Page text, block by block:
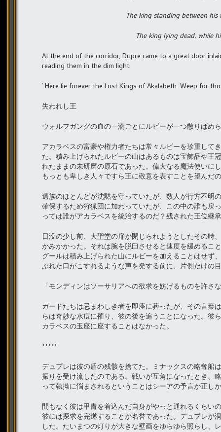
The king standing between
The king lying dead, while
At the end of the corridor, Dupre came to a great door
reading them in the dim light:
“Here lie forever the Lost Kings of Akalabeth. Weep for
失われし王
ウォルフガングの血の一滴ごとにルビーが一つ散りばめ
アカラベスの富豪や権力者たちは常々ルビーを珍重して
た。積み上げられたルビーの山はあるものは宝飾品や王
れたままの未研磨の原石であった。偉大なる魔法使いに
もっとも卑しき人々ですら王に敬意を表すことを望んだ
遺族のほとんどが沈黙を守っていたが、数人が行方不明
確保するため狩猟団に加わっていたが、この中の誰も戻
っては誰がアカラベスを統治するのだ？残された王位継
日没の少し前、大聖堂の扉が閉じられようとしたその時
かみかかった。それは腕を脱臼させると速度を緩めるこ
グールは積み上げられた山にルビーを加えることはせず
ぶれた口がこすれるような声を発する前に、片側だけの
「モンディンはソーサリアへの欲求を妨げるものを許さ
ガードたちは忌まわしき者を即座に葬ったが、その言葉
らは奇妙な水痘に罹り、彼の後を追うことになった。彼
カラベスの玉座に座することはなかった。
*****
デュプレは彼の盾の残骸を捨てた。ミナックスの略奪船
振りを受け流したのである。戦いが互角になったとき、
って執拗に悩まされるということはシーアの予言が正し
間もなく彼は甲冑を着込んだ自身がやっと通れるくらい
彼には探求を完遂することが名誉であった。デュプレが
した。たいまつの灯りが大きな壁画をゆらゆら照らし、